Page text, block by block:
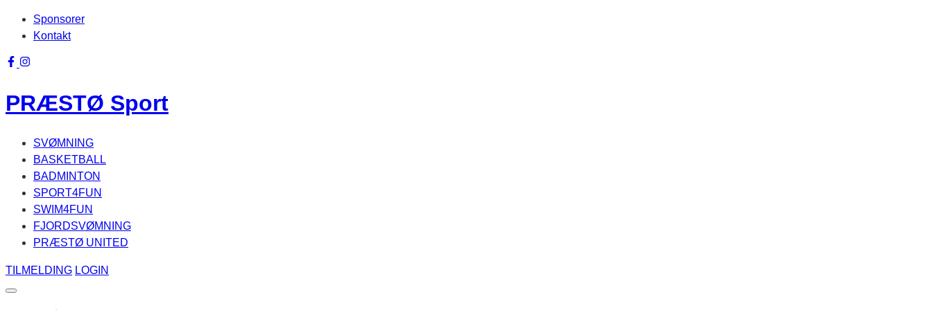
Skip
Sponsorer
Kontakt
PRÆSTØ Sport
SVØMNING
BASKETBALL
BADMINTON
SPORT4FUN
SWIM4FUN
FJORDSVØMNING
PRÆSTØ UNITED
TILMELDING LOGIN
Menu